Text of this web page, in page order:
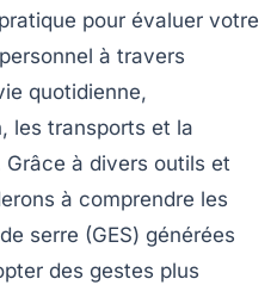
pour évaluer votre
à travers
quotidienne,
les transports et la
Grâce à divers outils et
à comprendre les
serre (GES) générées
des gestes plus